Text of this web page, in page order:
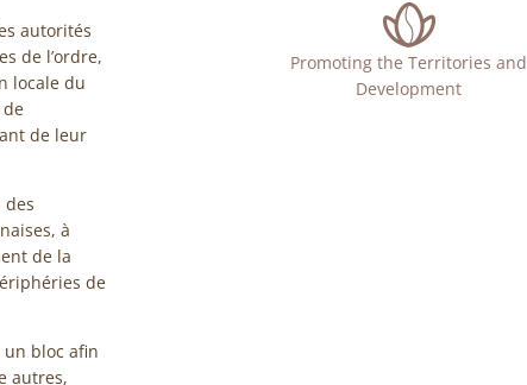
autorités
de l’ordre,
locale du
de leur
des
à
de la
de
bloc afin
autres,
Promoting the Territories and
Development